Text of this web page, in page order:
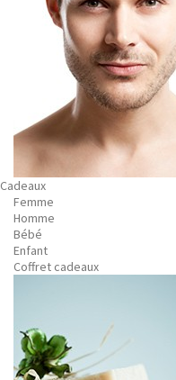
Cadeaux
Femme
Homme
Bébé
Enfant
Coffret cadeaux